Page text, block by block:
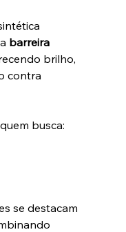
barreira
brilho,
contra
busca:
se destacam